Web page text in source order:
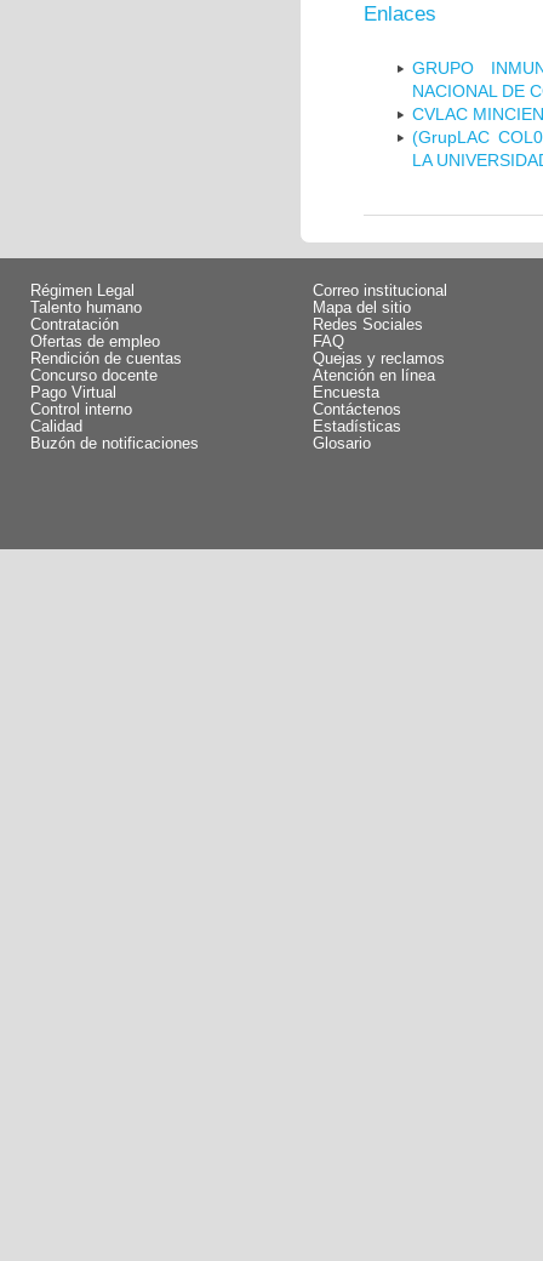
Enlaces
GRUPO
NACIONAL DE
CVLAC
(GrupLAC
LA
Régimen Legal
Talento humano
Contratación
Ofertas de empleo
Rendición de cuentas
Concurso docente
Pago Virtual
Control interno
Calidad
Buzón de notificaciones
Correo institucional
Mapa del sitio
Redes Sociales
FAQ
Quejas y reclamos
Atención en línea
Encuesta
Contáctenos
Estadísticas
Glosario